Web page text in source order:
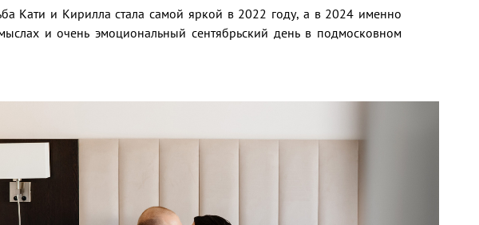
Кати и Кирилла стала самой яркой в 2022 году, а в 2024 именно
и очень эмоциональный сентябрьский день в подмосковном